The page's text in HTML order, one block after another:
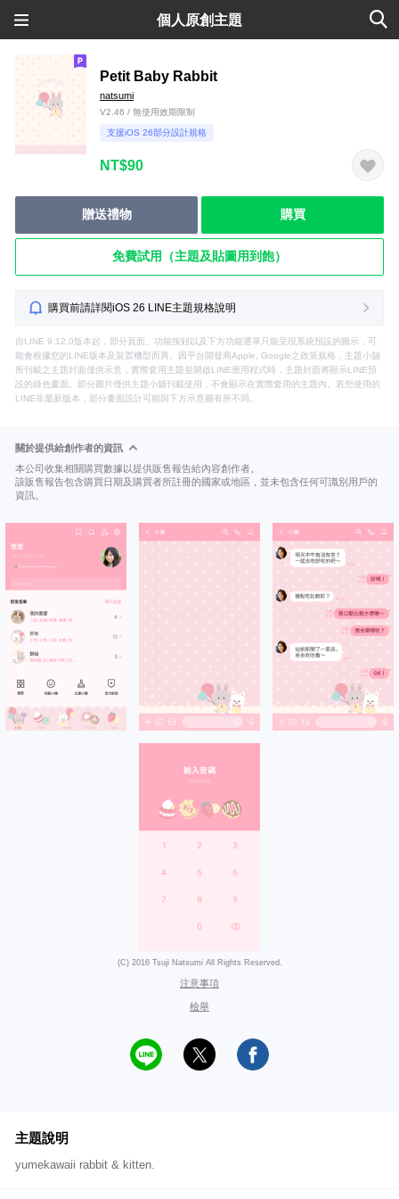
個人原創主題
Petit Baby Rabbit
natsumi
V2.46 / 無使用效期限制
支援iOS 26部分設計規格
NT$90
贈送禮物 購買
免費試用（主題及貼圖用到飽）
購買前請詳閱iOS 26 LINE主題規格說明
自LINE 9.12.0版本起，部分頁面、功能按鈕以及下方功能選單只能呈現系統預設的圖示，可
能會根據您的LINE版本及裝置機型而異。因平台開發商Apple, Google之政策規格，主題小舖
所刊載之主題封面僅供示意，實際套用主題並開啟LINE應用程式時，主題封面將顯示LINE預
設的綠色畫面。部分圖片僅供主題小舖刊載使用，不會顯示在實際套用的主題內。若您使用的
LINE非最新版本，部分畫面設計可能與下方示意圖有所不同。
關於提供給創作者的資訊
本公司收集相關購買數據以提供販售報告給內容創作者。
該販售報告包含購買日期及購買者所註冊的國家或地區，並未包含任何可識別用戶的
資訊。
(C) 2016 Tsuji Natsumi All Rights Reserved.
注意事項
檢舉
主題說明
yumekawaii rabbit & kitten.